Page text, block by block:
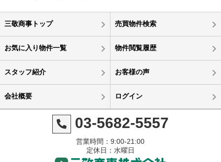
三敬商事トップ 売買物件検索
お気に入り物件一覧 物件閲覧履歴
スタッフ紹介 お客様の声
会社概要 ログイン
03-5682-5557
営業時間：9:00-21:00
定休日：水曜日